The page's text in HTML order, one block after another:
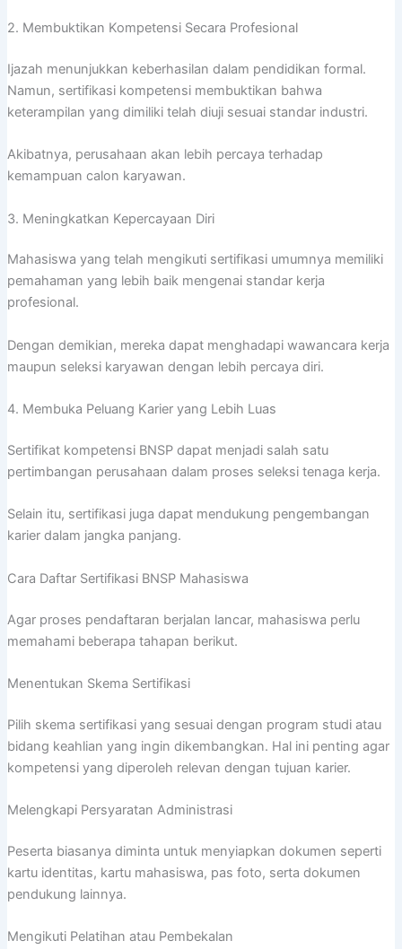
2. Membuktikan Kompetensi Secara Profesional
Ijazah menunjukkan keberhasilan dalam pendidikan formal.
Namun, sertifikasi kompetensi membuktikan bahwa
keterampilan yang dimiliki telah diuji sesuai standar industri.
Akibatnya, perusahaan akan lebih percaya terhadap
kemampuan calon karyawan.
3. Meningkatkan Kepercayaan Diri
Mahasiswa yang telah mengikuti sertifikasi umumnya memiliki
pemahaman yang lebih baik mengenai standar kerja
profesional.
Dengan demikian, mereka dapat menghadapi wawancara kerja
maupun seleksi karyawan dengan lebih percaya diri.
4. Membuka Peluang Karier yang Lebih Luas
Sertifikat kompetensi BNSP dapat menjadi salah satu
pertimbangan perusahaan dalam proses seleksi tenaga kerja.
Selain itu, sertifikasi juga dapat mendukung pengembangan
karier dalam jangka panjang.
Cara Daftar Sertifikasi BNSP Mahasiswa
Agar proses pendaftaran berjalan lancar, mahasiswa perlu
memahami beberapa tahapan berikut.
Menentukan Skema Sertifikasi
Pilih skema sertifikasi yang sesuai dengan program studi atau
bidang keahlian yang ingin dikembangkan. Hal ini penting agar
kompetensi yang diperoleh relevan dengan tujuan karier.
Melengkapi Persyaratan Administrasi
Peserta biasanya diminta untuk menyiapkan dokumen seperti
kartu identitas, kartu mahasiswa, pas foto, serta dokumen
pendukung lainnya.
Mengikuti Pelatihan atau Pembekalan